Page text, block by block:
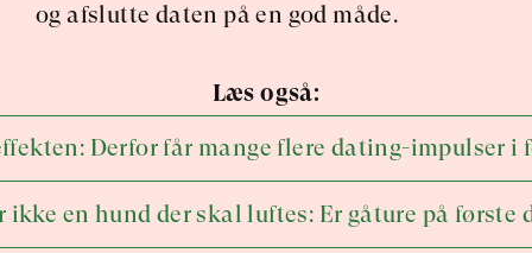
og afslutte daten på en god måde.
Læs også:
Derfor får mange flere dating-impulser i
ikke en hund der skal luftes: Er gåture på første